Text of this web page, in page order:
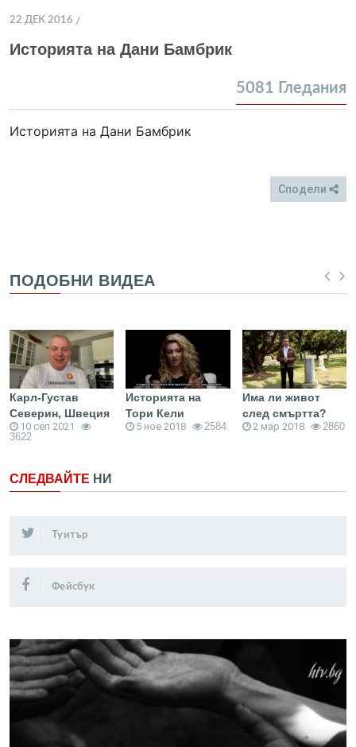
22 ДЕК 2016
Историята на Дани Бамбрик
5081 Гледания
Историята на Дани Бамбрик
Сподели
ПОДОБНИ ВИДЕА
Карл-Густав
Северин, Швеция
10 сеп 2021
3622
Историята на
Тори Кели
5 ное 2018 2584
Има ли живот
след смъртта?
2 мар 2018 2860
СЛЕДВАЙТЕ НИ
Туитър
Фейсбук